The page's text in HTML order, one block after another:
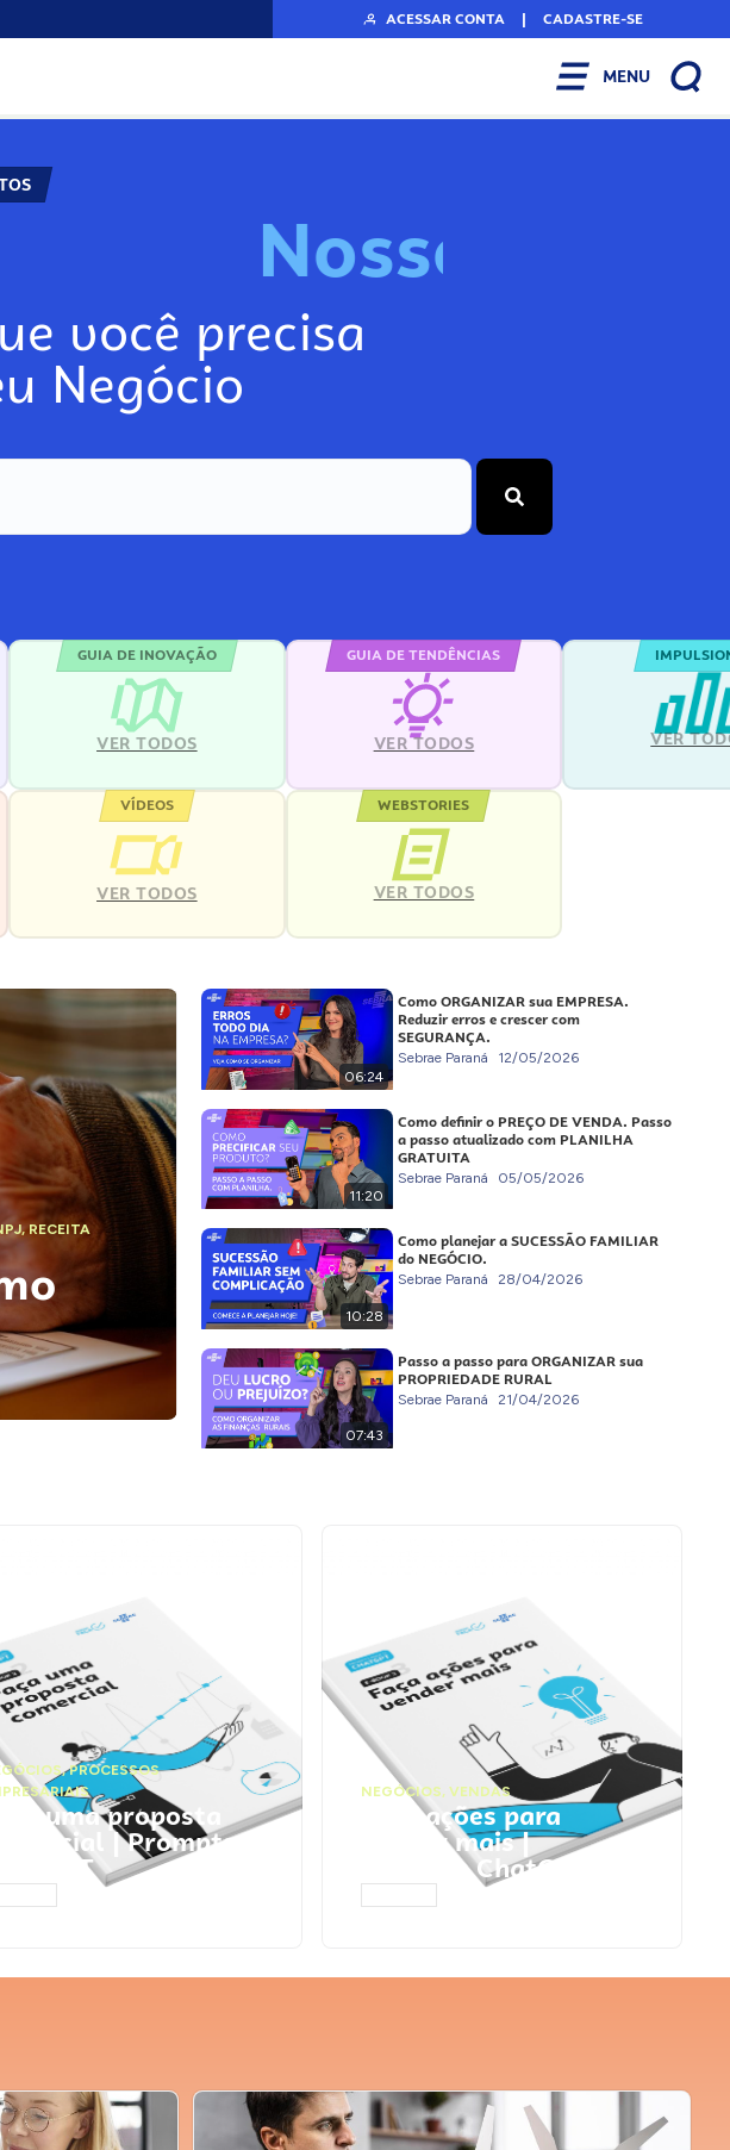
ACESSAR CONTA | CADASTRE-SE
MENU
Nosso
você precisa
Negócio
GUIA DE INOVAÇÃO
VER TODOS
GUIA DE TENDÊNCIAS
VER TODOS VER
VÍDEOS
VER TODOS
WEBSTORIES
VER TODOS
,RECEITA
06:24
Como ORGANIZAR sua EMPRESA.
Reduzir erros e crescer com
SEGURANÇA.
Sebrae Paraná 12/05/2026
11:20
Como definir o PREÇO DE VENDA. Passo
a passo atualizado com PLANILHA
GRATUITA
Sebrae Paraná 05/05/2026
10:28
Como planejar a SUCESSÃO FAMILIAR
do NEGÓCIO.
Sebrae Paraná 28/04/2026
07:43
Passo a passo para ORGANIZAR sua
PROPRIEDADE RURAL
Sebrae Paraná 21/04/2026
,PROCESSOS
Faça uma proposta
comercial | Prompts
ChatGPT
NEGÓCIOS, VENDAS
Faça ações para
vender mais |
Prompts ChatGPT